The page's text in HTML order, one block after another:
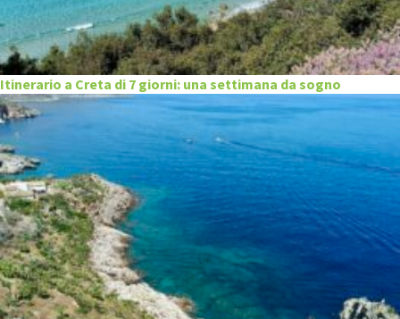
Itinerario a Creta di 7 giorni: una settimana da sogno